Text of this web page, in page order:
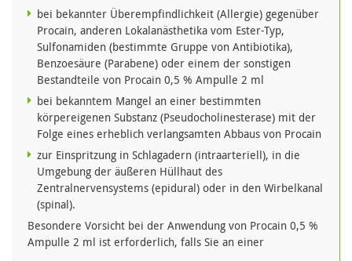
bei bekannter Überempfindlichkeit (Allergie) gegenüber
Procain, anderen Lokalanästhetika vom Ester-Typ,
Sulfonamiden (bestimmte Gruppe von Antibiotika),
Benzoesäure (Parabene) oder einem der sonstigen
Bestandteile von Procain 0,5 % Ampulle 2 ml
bei bekanntem Mangel an einer bestimmten
körpereigenen Substanz (Pseudocholinesterase) mit der
Folge eines erheblich verlangsamten Abbaus von Procain
zur Einspritzung in Schlagadern (intraarteriell), in die
Umgebung der äußeren Hüllhaut des
Zentralnervensystems (epidural) oder in den Wirbelkanal
(spinal).
Besondere Vorsicht bei der Anwendung von Procain 0,5 %
Ampulle 2 ml ist erforderlich, falls Sie an einer